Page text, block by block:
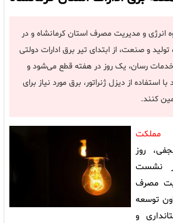
انرژی و مدیریت مصرف استان کرمانشاه و در
و صنعت، از ابتدای تیر برق ادارات دولتی
خدمات رسان، یک روز در هفته قطع می‌شود و
استفاده از دیزل ژنراتور، برق مورد نیاز برای
کنند.
مملکت
روز
نشست
مصرف
توسعه
و